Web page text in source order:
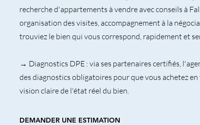
recherche d'appartements à vendre avec conseils à
organisation des visites, accompagnement à la
trouviez le bien qui vous correspond, rapidement et
→ Diagnostics DPE : via ses partenaires certifiés,
des diagnostics obligatoires pour que vous achetez
vision claire de l'état réel du bien.
DEMANDER UNE ESTIMATION